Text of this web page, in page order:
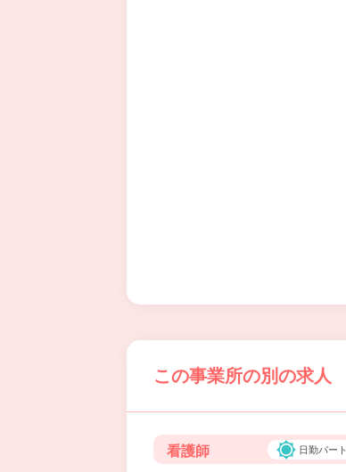
この事業所の別の求人
看護師 日勤パート